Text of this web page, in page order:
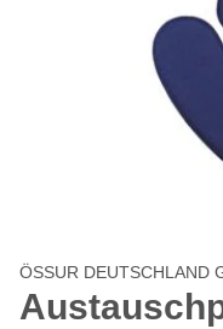
ÖSSUR DEUTSCHLAND